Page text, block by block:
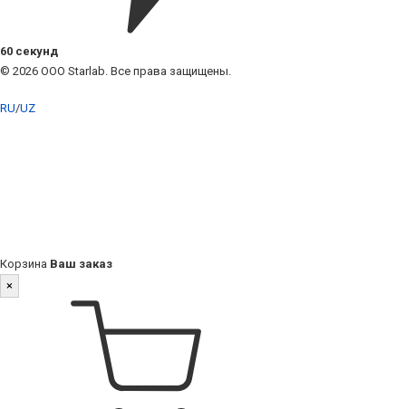
60 секунд
© 2026 ООО Starlab. Все права защищены.
RU/UZ
Корзина Ваш заказ
×